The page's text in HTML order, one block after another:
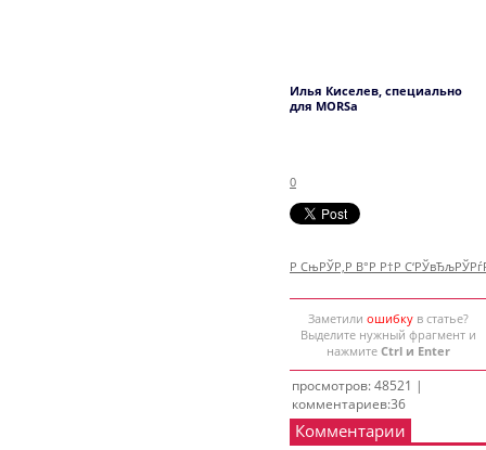
Илья Киселев, специально
для MORSa
0
Р СњРЎР‚Р В°Р Р†Р
Заметили ошибкув статье?
Выделите нужный фрагмент и
нажмите Ctrl и Enter
просмотров: 48521 |
комментариев:36
Комментарии